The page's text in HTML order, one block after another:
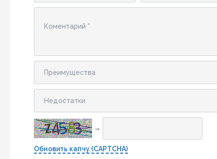
→
Обновить капчу (CAPTCHA)